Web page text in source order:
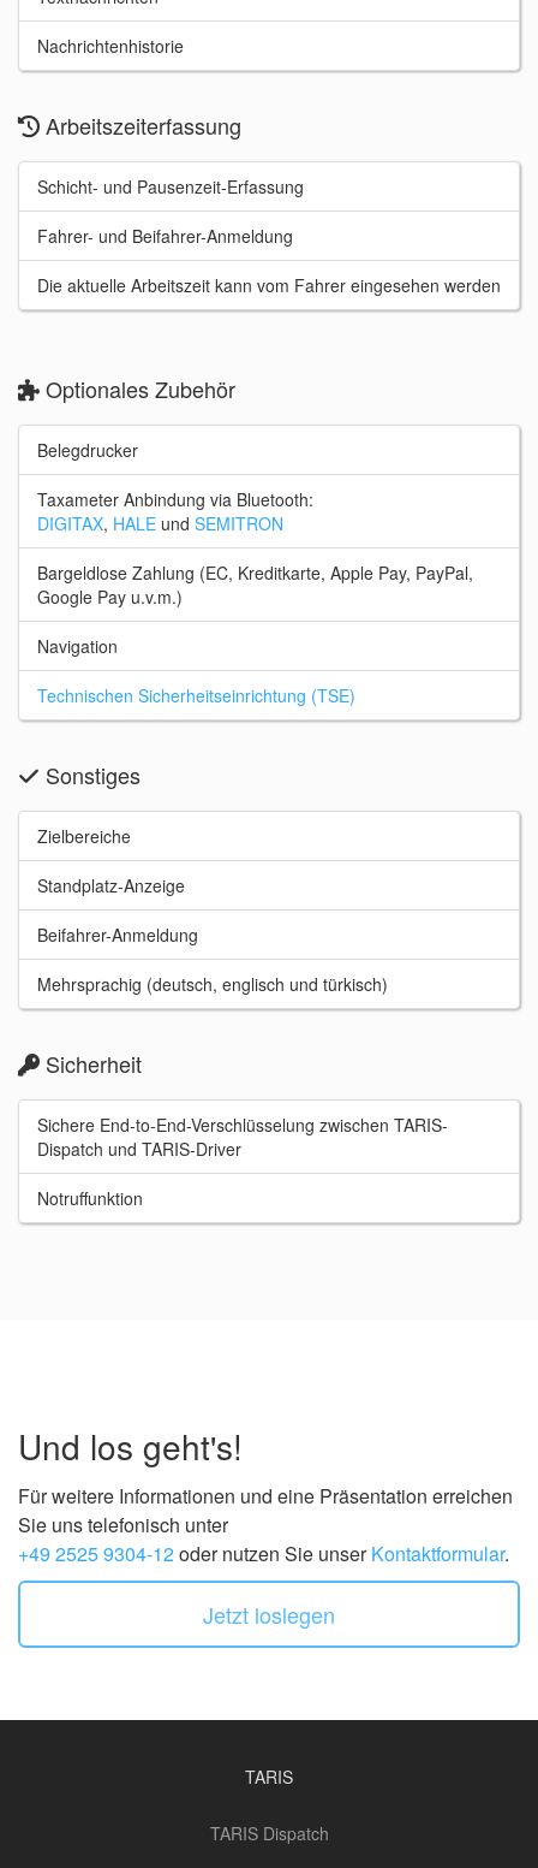
Nachrichtenhistorie
Arbeitszeiterfassung
Schicht- und Pausenzeit-Erfassung
Fahrer- und Beifahrer-Anmeldung
Die aktuelle Arbeitszeit kann vom Fahrer eingesehen werden
Optionales Zubehör
Belegdrucker
Taxameter Anbindung via Bluetooth:
DIGITAX, HALE und SEMITRON
Bargeldlose Zahlung (EC, Kreditkarte, Apple Pay, PayPal,
Google Pay u.v.m.)
Navigation
Technischen Sicherheitseinrichtung (TSE)
Sonstiges
Zielbereiche
Standplatz-Anzeige
Beifahrer-Anmeldung
Mehrsprachig (deutsch, englisch und türkisch)
Sicherheit
Sichere End-to-End-Verschlüsselung zwischen TARIS-
Dispatch und TARIS-Driver
Notruffunktion
Und los geht's!
Für weitere Informationen und eine Präsentation erreichen
Sie uns telefonisch unter
+49 2525 9304-12oder nutzen Sie unserKontaktformular.
Jetzt loslegen
TARIS
TARIS Dispatch